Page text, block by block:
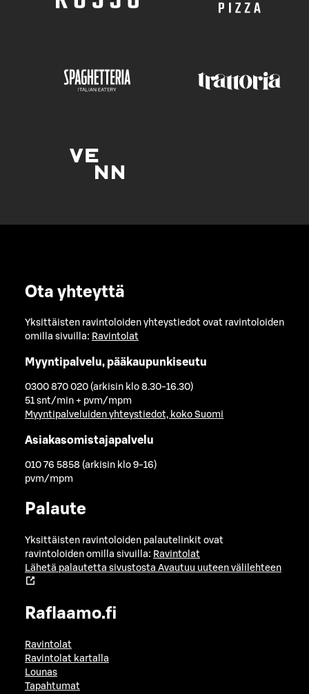
Ota yhteyttä
Yksittäisten ravintoloiden yhteystiedot ovat ravintoloiden
omilla sivuilla: Ravintolat
Myyntipalvelu, pääkaupunkiseutu
0300 870 020 (arkisin klo 8.30-16.30)
51 snt/min + pvm/mpm
Myyntipalveluiden yhteystiedot, koko Suomi
Asiakasomistajapalvelu
010 76 5858 (arkisin klo 9-16)
pvm/mpm
Palaute
Yksittäisten ravintoloiden palautelinkit ovat
ravintoloiden omilla sivuilla: Ravintolat
Lähetä palautetta sivustosta Avautuu uuteen välilehteen
Raflaamo.fi
Ravintolat
Ravintolat kartalla
Lounas
Tapahtumat